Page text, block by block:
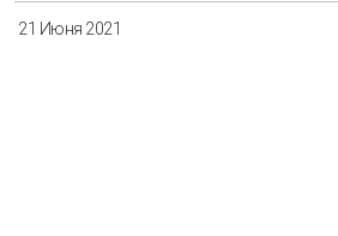
21 Июня 2021